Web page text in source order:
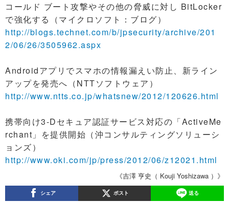
コールド ブート攻撃やその他の脅威に対し BitLocker
で強化する（マイクロソフト：ブログ）
http://blogs.technet.com/b/jpsecurity/archive/201
2/06/26/3505962.aspx
Androidアプリでスマホの情報漏えい防止、新ライン
アップを発売へ（NTTソフトウェア）
http://www.ntts.co.jp/whatsnew/2012/120626.html
携帯向け3-Dセキュア認証サービス対応の「ActiveMe
rchant」を提供開始（沖コンサルティングソリューシ
ョンズ）
http://www.oki.com/jp/press/2012/06/z12021.html
《吉澤 亨史（ Kouji Yoshizawa ）》
シェア ポスト 送る